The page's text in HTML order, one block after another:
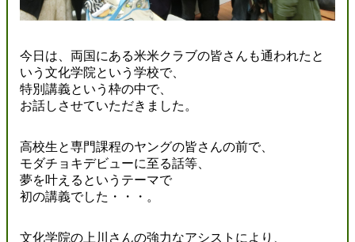
今日は、両国にある米米クラブの皆さんも通われたと
いう文化学院という学校で、
特別講義という枠の中で、
お話しさせていただきました。
高校生と専門課程のヤングの皆さんの前で、
モダチョキデビューに至る話等、
夢を叶えるというテーマで
初の講義でした・・・。
文化学院の上川さんの強力なアシストにより、